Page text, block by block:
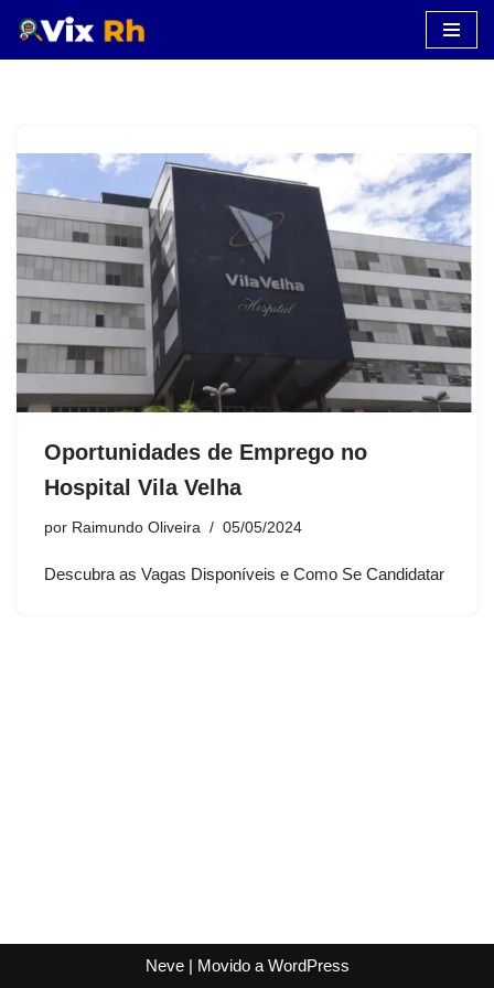
Pular
Oportunidades de Emprego no
Hospital Vila Velha
por Raimundo Oliveira 05/05/2024
Descubra as Vagas Disponíveis e Como Se Candidatar
Neve| Movido a WordPress